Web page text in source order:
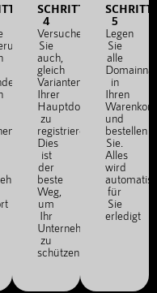
SCHRITT
4
Versuchen
Sie
auch,
gleich
Varianten
Ihrer
Hauptdomain
zu
registrieren.
Dies
ist
der
beste
Weg,
um
Ihr
Unternehmen
zu
schützen.
SCHRITT
5
Legen
Sie
alle
in
Ihren
und
bestellen
Sie.
Alles
wird
für
Sie
erledigt